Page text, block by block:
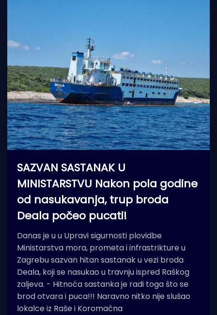
SAZVAN SASTANAK U
MINISTARSTVU Nakon pola godine
od nasukavanja, trup broda
Deala počeo pucati!
Danas je u u Upravi sigurnosti plovidbe
Ministarstva mora, prometa i infrastrikture u
Zagrebu sazvan hitan sastanak u vezi broda
Deala, koji se nasukao u travnju ispred Raškog
zaljeva. - Hitnoća sastanka je radi toga što se
brod otvara i puca!!! Naravno nitko nije slušao
lokalce iz Raše i Koromačna